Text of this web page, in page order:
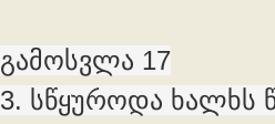
გამოსვლა 17
3. სწყუროდა ხალხს